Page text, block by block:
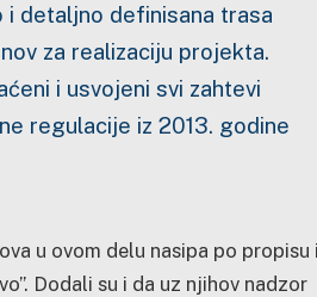
i detaljno definisana trasa
za realizaciju projekta.
i usvojeni svi zahtevi
regulacije iz 2013. godine
u ovom delu nasipa po propisu i
Dodali su i da uz njihov nadzor